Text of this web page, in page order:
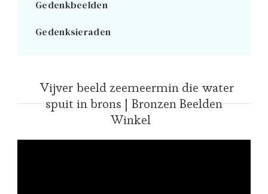
Gedenkbeelden
Gedenksieraden
Vijver beeld zeemeermin die water
spuit in brons | Bronzen Beelden
Winkel